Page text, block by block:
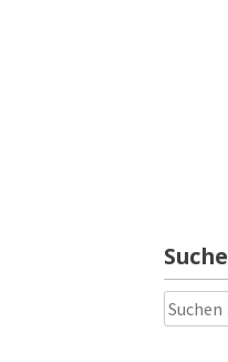
Suche
Suchen
nach: